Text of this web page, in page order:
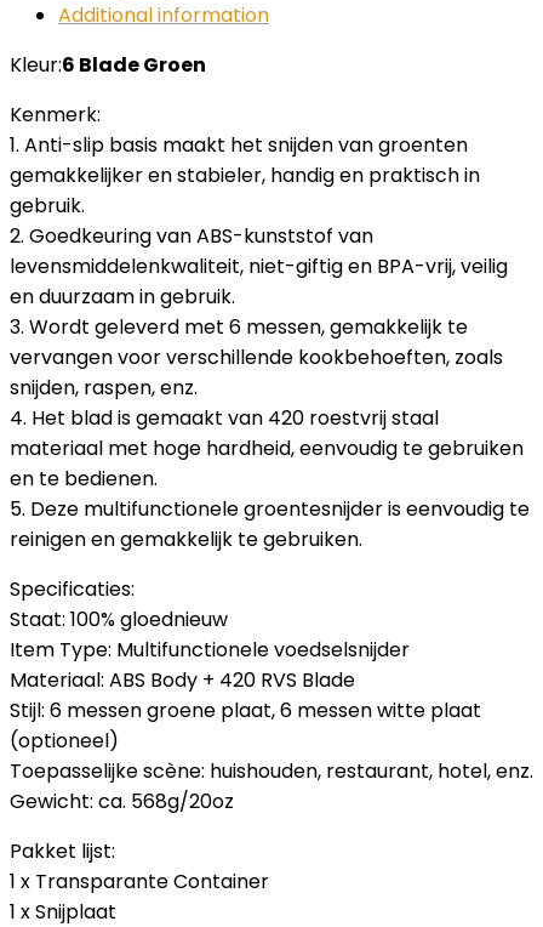
Additional information
Kleur:6 Blade Groen
Kenmerk:
1. Anti-slip basis maakt het snijden van groenten
gemakkelijker en stabieler, handig en praktisch in
gebruik.
2. Goedkeuring van ABS-kunststof van
levensmiddelenkwaliteit, niet-giftig en BPA-vrij, veilig
en duurzaam in gebruik.
3. Wordt geleverd met 6 messen, gemakkelijk te
vervangen voor verschillende kookbehoeften, zoals
snijden, raspen, enz.
4. Het blad is gemaakt van 420 roestvrij staal
materiaal met hoge hardheid, eenvoudig te gebruiken
en te bedienen.
5. Deze multifunctionele groentesnijder is eenvoudig te
reinigen en gemakkelijk te gebruiken.
Specificaties:
Staat: 100% gloednieuw
Item Type: Multifunctionele voedselsnijder
Materiaal: ABS Body + 420 RVS Blade
Stijl: 6 messen groene plaat, 6 messen witte plaat
(optioneel)
Toepasselijke scène: huishouden, restaurant, hotel, enz.
Gewicht: ca. 568g/20oz
Pakket lijst:
1 x Transparante Container
1 x Snijplaat